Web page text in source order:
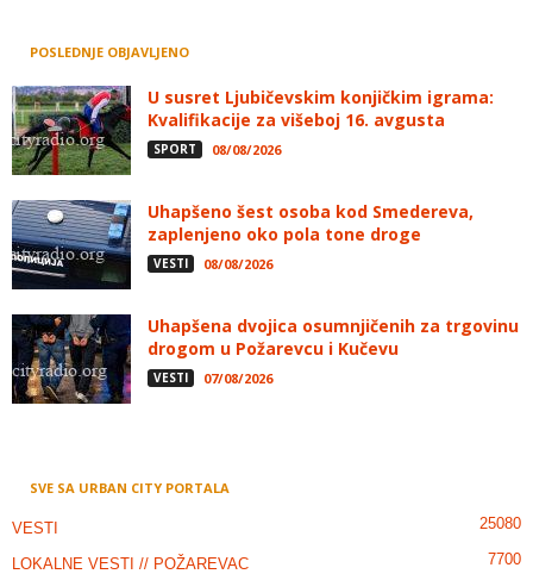
POSLEDNJE OBJAVLJENO
U susret Ljubičevskim konjičkim igrama:
Kvalifikacije za višeboj 16. avgusta
SPORT 08/08/2026
Uhapšeno šest osoba kod Smedereva,
zaplenjeno oko pola tone droge
VESTI 08/08/2026
Uhapšena dvojica osumnjičenih za trgovinu
drogom u Požarevcu i Kučevu
VESTI 07/08/2026
SVE SA URBAN CITY PORTALA
VESTI 25080
LOKALNE VESTI // POŽAREVAC 7700